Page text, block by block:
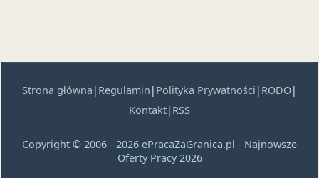
Strona główna | Regulamin | Polityka Prywatności | RODO|
Kontakt| RSS
Copyright © 2006 - 2026 ePracaZaGranica.pl - Najnowsze
Oferty Pracy 2026